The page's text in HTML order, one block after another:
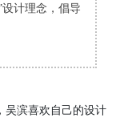
计理念，倡导
吴滨喜欢自己的设计